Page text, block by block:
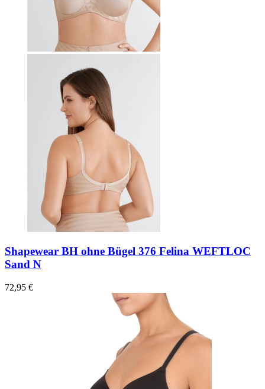
Shapewear BH ohne Bügel 376 Felina WEFTLOC
Sand N
72,95 €